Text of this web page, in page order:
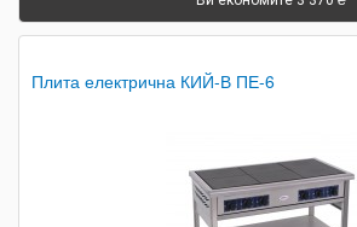
Плита електрична КИЙ-В ПЕ-6